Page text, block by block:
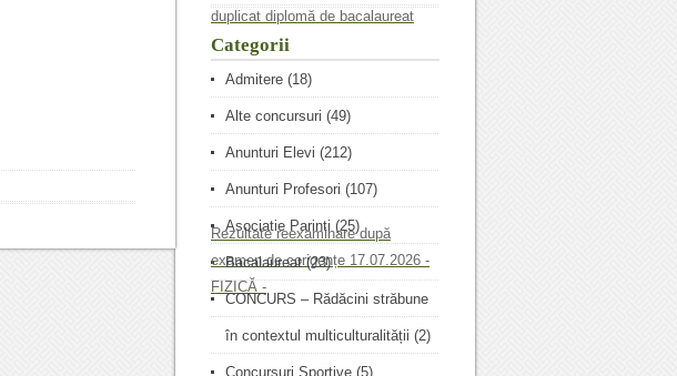
duplicat diplomă de bacalaureat
Rezultate reexaminare după
examen de corigențe 17.07.2026 -
FIZICĂ -
Categorii
Admitere (18)
Alte concursuri (49)
Anunturi Elevi (212)
Anunturi Profesori (107)
Asociatie Parinti (25)
Bacalaureat(23)
CONCURS – Rădăcini străbune
în contextul multiculturalității (2)
Concursuri Sportive (5)